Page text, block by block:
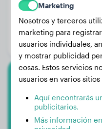
Edad:
Género:
Marketing
Nosotros y terceros
marketing para
usuarios individuales,
y mostrar publicidad
cosas. Estos servicios
usuarios en varios sitios
Aquí encontrarás
publicitarios.
Más información